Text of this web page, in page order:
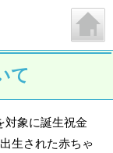
て
対象に誕生祝金
生された赤ちゃ